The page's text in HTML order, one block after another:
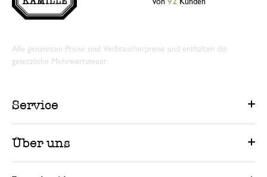
von 92 Kunden
Alle genannten Preise sind Verbraucherpreise und enthalten die
gesetzliche Mehrwertsteuer.
Service
Über uns